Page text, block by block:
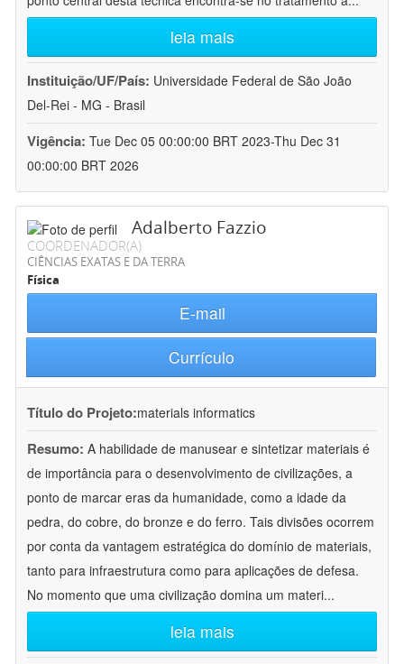
leia mais
Instituição/UF/País: Universidade Federal de São João
Del-Rei - MG - Brasil
Vigência: Tue Dec 05 00:00:00 BRT 2023-Thu Dec 31
00:00:00 BRT 2026
Adalberto Fazzio
COORDENADOR(A)
CIÊNCIAS EXATAS E DA TERRA
Física
E-mail
Currículo
Título do Projeto:materials informatics
Resumo: A habilidade de manusear e sintetizar materiais é
de importância para o desenvolvimento de civilizações, a
ponto de marcar eras da humanidade, como a idade da
pedra, do cobre, do bronze e do ferro. Tais divisões ocorrem
por conta da vantagem estratégica do domínio de materiais,
tanto para infraestrutura como para aplicações de defesa.
No momento que uma civilização domina um materi...
leia mais